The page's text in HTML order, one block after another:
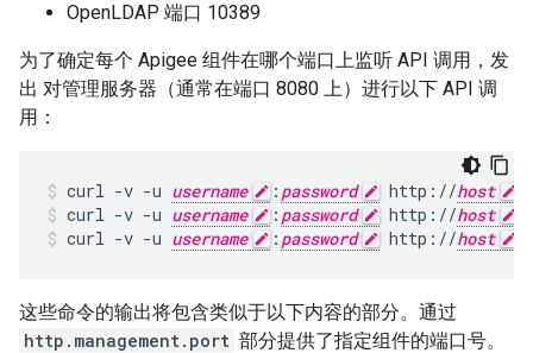
OpenLDAP 端口 10389
为了确定每个 Apigee 组件在哪个端口上监听 API 调用，发
出 对管理服务器（通常在端口 8080 上）进行以下 API 调
用：
curl -v -u username : password http://host
curl -v -u username : password http://host
curl -v -u username : password http://host
这些命令的输出将包含类似于以下内容的部分。通过
http.management.port 部分提供了指定组件的端口号。